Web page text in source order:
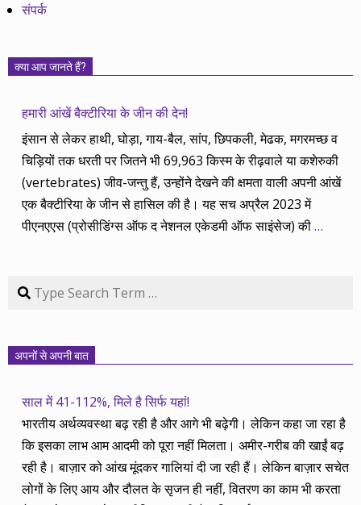
संपर्क
क्या आप जानते हैं?
हमारी आंखें बैक्टीरिया के जीन की देन!
इंसान से लेकर हाथी, घोड़ा, गाय-बैल, सांप, छिपकली, मेढक, मगरमच्छ व
चिड़ियों तक धरती पर जितने भी 69,963 किस्म के रीढ़वाले या कशेरुकी
(vertebrates) जीव-जन्तु हैं, उन्होंने देखने की क्षमता वाली अपनी आंखें
एक बैक्टीरिया के जीन से हासिल की है। यह सच अप्रैल 2023 में
पीएनएएस (प्रोसीडिंग्स ऑफ द नेशनल एकेडमी ऑफ साइंसेज) की…
Search
अपनों से अपनी बात
साल में 41-112%, मिले है सिर्फ यहां!
भारतीय अर्थव्यवस्था बढ़ रही है और आगे भी बढ़ेगी। लेकिन कहा जा रहा है
कि इसका लाभ आम आदमी को पूरा नहीं मिलता। अमीर-गरीब की खाईं बढ़
रही है। बाज़ार को आंख मूंदकर गालियां दी जा रही हैं। लेकिन बाज़ार सचेत
लोगों के लिए आय और दौलत के सृजन ही नहीं, वितरण का काम भी करता